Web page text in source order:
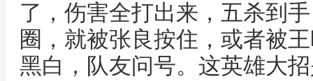
了，伤害全打出来，五杀到
圈，就被张良按住，或者被
黑白，队友问号。这英雄大